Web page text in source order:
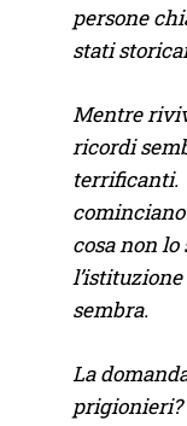
persone
stati
Mentre
ricordi
terrificanti.
cosa non
sembra.
La
prigionieri?